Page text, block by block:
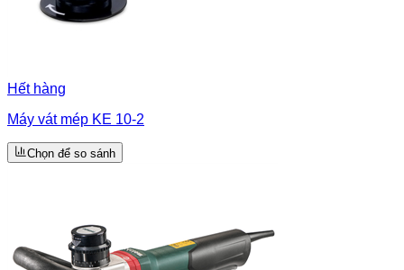
Hết hàng
Máy vát mép KE 10-2
Chọn để so sánh